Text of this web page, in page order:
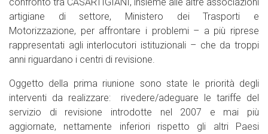
artigiane di settore, Ministero dei Trasporti e
Motorizzazione, per affrontare i problemi – a più riprese
rappresentati agli interlocutori istituzionali – che da troppi
anni riguardano i centri di revisione.
Oggetto della prima riunione sono state le priorità degli
interventi da realizzare: rivedere/adeguare le tariffe del
servizio di revisione introdotte nel 2007 e mai più
aggiornate, nettamente inferiori rispetto gli altri Paesi